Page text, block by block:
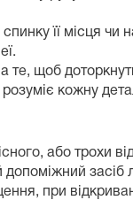
її місця чи
щоб
кожну
або трохи
допоміжний засіб
при